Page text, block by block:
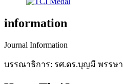
information
Journal Information
บรรณาธิการ: รศ.ดร.บุญมี พรรษา